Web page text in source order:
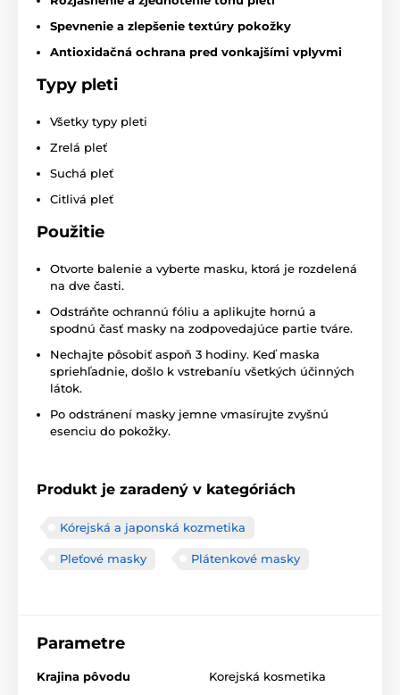
Spevnenie a zlepšenie textúry pokožky
Antioxidačná ochrana pred vonkajšími vplyvmi
Typy pleti
Všetky typy pleti
Zrelá pleť
Suchá pleť
Citlivá pleť
Použitie
Otvorte balenie a vyberte masku, ktorá je rozdelená
na dve časti.
Odstráňte ochrannú fóliu a aplikujte hornú a
spodnú časť masky na zodpovedajúce partie tváre.
Nechajte pôsobiť aspoň 3 hodiny. Keď maska
spriehľadnie, došlo k vstrebaníu všetkých účinných
látok.
Po odstránení masky jemne vmasírujte zvyšnú
esenciu do pokožky.
Produkt je zaradený v kategóriách
Kórejská a japonská kozmetika
Pleťové masky Plátenkové masky
Parametre
Krajina pôvodu Korejská kosmetika